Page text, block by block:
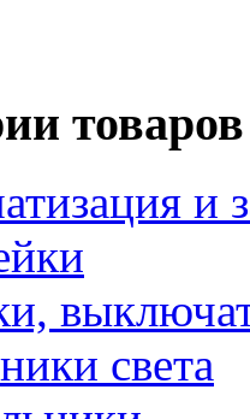
товаров
и
света